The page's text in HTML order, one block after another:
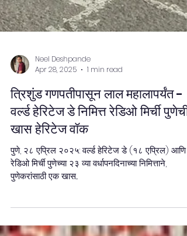
Neel Deshpande
Apr 28, 2025
1 min read
त्रिशुंड गणपतीपासून लाल महालापर्यंत -
वर्ल्ड हेरिटेज डे निमित्त रेडिओ मिर्ची पुणेची
खास हेरिटेज वॉक
रेडिओ मिर्ची पुणेच्या २३ व्या वर्धापनदिनाच्या निमित्ताने,